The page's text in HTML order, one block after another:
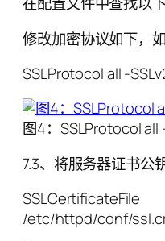
修改加密协议如下，
SSLProtocol all -
图4：SSLProtocol all
7.3、将服务器证书公
SSLCertificateFile
/etc/httpd/conf/